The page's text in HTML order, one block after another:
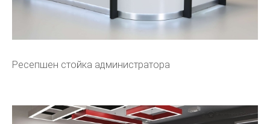
Ресепшен стойка администратора